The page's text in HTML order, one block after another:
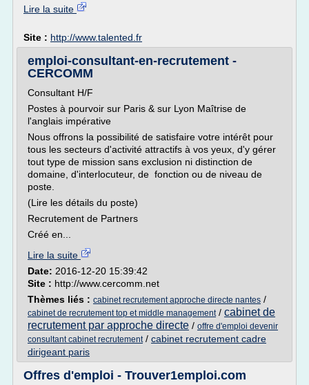
Lire la suite
Site : http://www.talented.fr
emploi-consultant-en-recrutement -
CERCOMM
Consultant H/F
Postes à pourvoir sur Paris & sur Lyon Maîtrise de
l'anglais impérative
Nous offrons la possibilité de satisfaire votre intérêt pour
tous les secteurs d'activité attractifs à vos yeux, d'y gérer
tout type de mission sans exclusion ni distinction de
domaine, d'interlocuteur, de fonction ou de niveau de
poste.
(Lire les détails du poste)
Recrutement de Partners
Créé en...
Lire la suite
Date: 2016-12-20 15:39:42
Site : http://www.cercomm.net
Thèmes liés : cabinet recrutement approche directe nantes /
cabinet de recrutement top et middle management/ cabinet de
recrutement par approche directe / offre d'emploi devenir
consultant cabinet recrutement/ cabinet recrutement cadre
dirigeant paris
Offres d'emploi - Trouver1emploi.com